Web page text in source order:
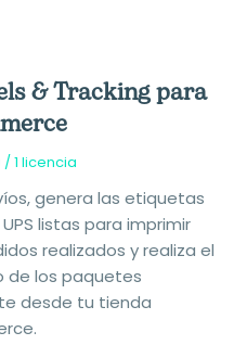
& Tracking para
/ 1 licencia
genera las etiquetas
listas para imprimir
realizados y realiza el
de los paquetes
desde tu tienda